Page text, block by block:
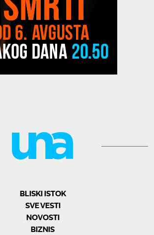
BLISKI ISTOK
SVE VESTI
NOVOSTI
BIZNIS